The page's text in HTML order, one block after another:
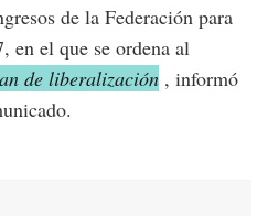
de la Federación para
en el que se ordena al
de liberalización , informó